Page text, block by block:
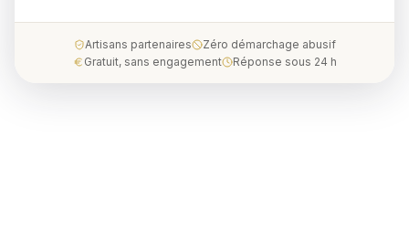
Artisans partenaires
Zéro démarchage abusif
Gratuit, sans engagement
Réponse sous 24 h